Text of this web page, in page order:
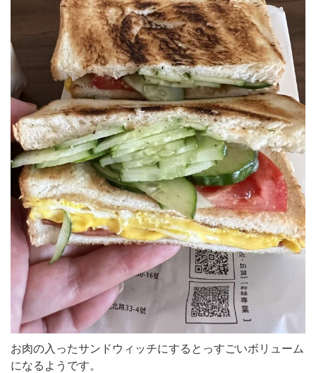
お肉の入ったサンドウィッチにするとっすごいボリューム
になるようです。